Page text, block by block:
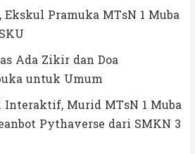
Pramuka MTsN 1 Muba
Ada Zikir dan Doa
untuk Umum
Murid MTsN 1 Muba
Pythaverse dari SMKN 3